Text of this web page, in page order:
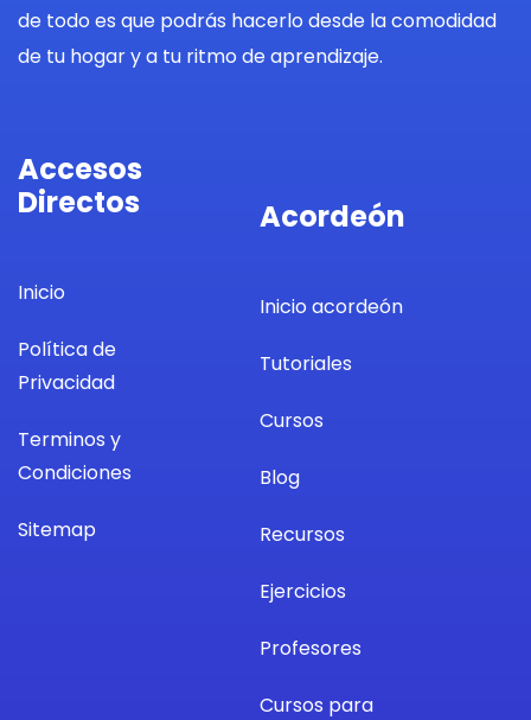
de todo es que podrás hacerlo desde la comodidad
de tu hogar y a tu ritmo de aprendizaje.
Accesos
Directos
Inicio
Política de
Privacidad
Terminos y
Condiciones
Sitemap
Acordeón
Inicio acordeón
Tutoriales
Cursos
Blog
Recursos
Ejercicios
Profesores
Cursos para